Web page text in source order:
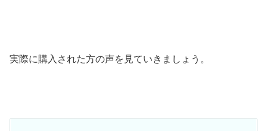
実際に購入された方の声を見ていきましょう。